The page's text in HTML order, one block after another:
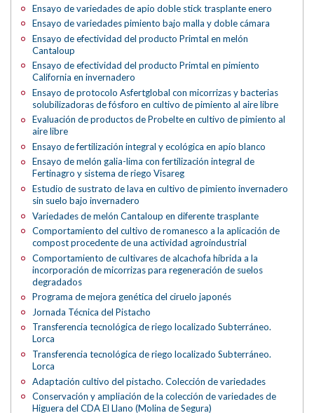
Ensayo de variedades de apio doble stick trasplante enero
Ensayo de variedades pimiento bajo malla y doble cámara
Ensayo de efectividad del producto Primtal en melón
Cantaloup
Ensayo de efectividad del producto Primtal en pimiento
California en invernadero
Ensayo de protocolo Asfertglobal con micorrizas y bacterias
solubilizadoras de fósforo en cultivo de pimiento al aire libre
Evaluación de productos de Probelte en cultivo de pimiento al
aire libre
Ensayo de fertilización integral y ecológica en apio blanco
Ensayo de melón galia-lima con fertilización integral de
Fertinagro y sistema de riego Visareg
Estudio de sustrato de lava en cultivo de pimiento invernadero
sin suelo bajo invernadero
Variedades de melón Cantaloup en diferente trasplante
Comportamiento del cultivo de romanesco a la aplicación de
compost procedente de una actividad agroindustrial
Comportamiento de cultivares de alcachofa híbrida a la
incorporación de micorrizas para regeneración de suelos
degradados
Programa de mejora genética del ciruelo japonés
Jornada Técnica del Pistacho
Transferencia tecnológica de riego localizado Subterráneo.
Lorca
Transferencia tecnológica de riego localizado Subterráneo.
Lorca
Adaptación cultivo del pistacho. Colección de variedades
Conservación y ampliación de la colección de variedades de
Higuera del CDA El Llano (Molina de Segura)